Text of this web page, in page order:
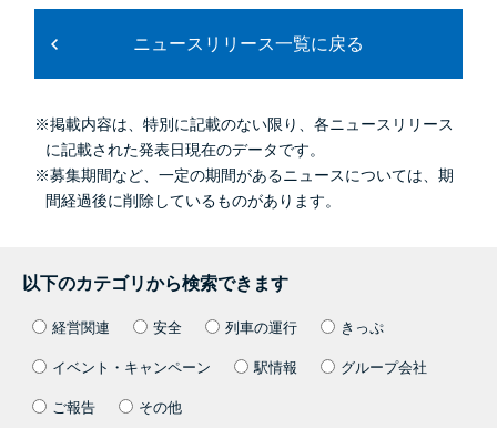
ニュースリリース一覧に戻る
※掲載内容は、特別に記載のない限り、各ニュースリリース
に記載された発表日現在のデータです。
※募集期間など、一定の期間があるニュースについては、期
間経過後に削除しているものがあります。
以下のカテゴリから検索できます
経営関連 安全 列車の運行 きっぷ
イベント・キャンペーン 駅情報 グループ会社
ご報告 その他